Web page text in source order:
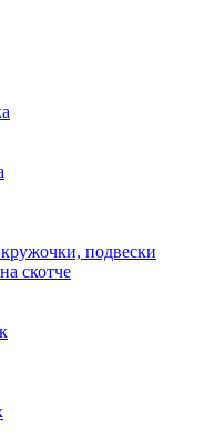
подвески
скотче